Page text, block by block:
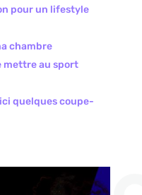
pour un lifestyle
chambre
mettre au sport
quelques coupe-